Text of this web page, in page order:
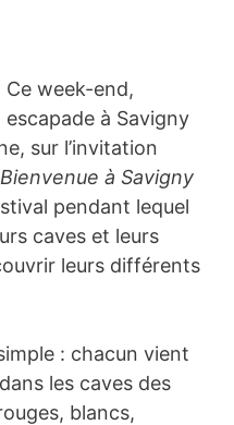
Ce week-end,
escapade à Savigny
sur l’invitation
Bienvenue à Savigny
pendant lequel
caves et leurs
leurs différents
: chacun vient
les caves des
blancs,